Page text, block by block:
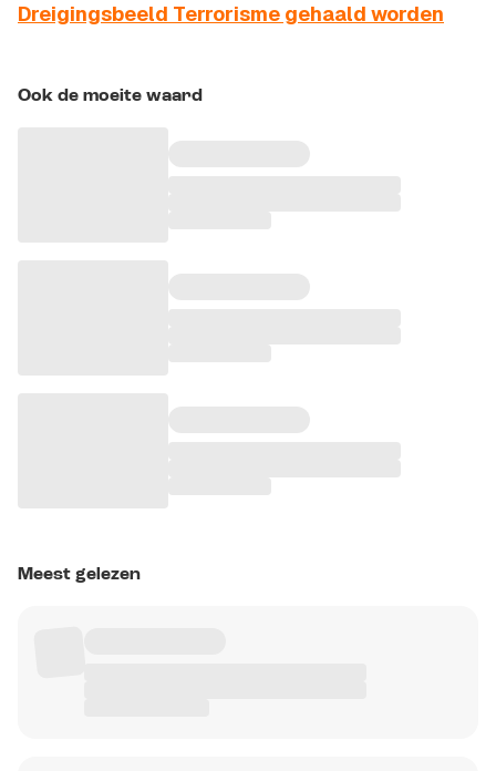
Dreigingsbeeld Terrorisme gehaald worden
Ook de moeite waard
Meest gelezen